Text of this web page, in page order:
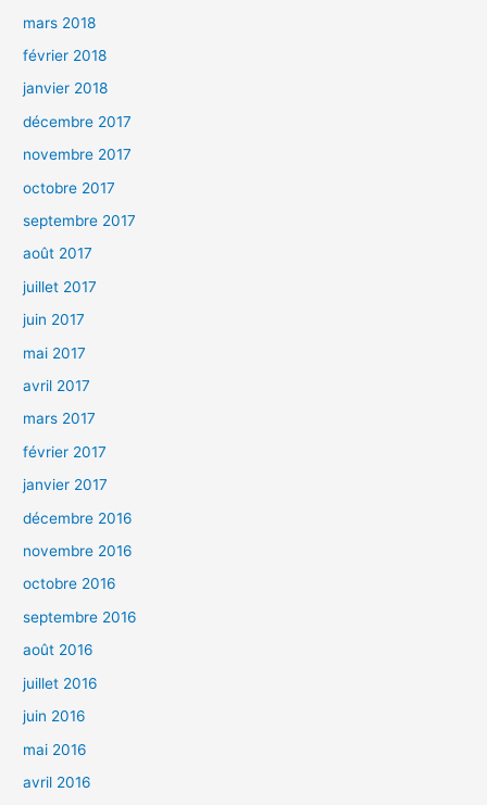
mars 2018
février 2018
janvier 2018
décembre 2017
novembre 2017
octobre 2017
septembre 2017
août 2017
juillet 2017
juin 2017
mai 2017
avril 2017
mars 2017
février 2017
janvier 2017
décembre 2016
novembre 2016
octobre 2016
septembre 2016
août 2016
juillet 2016
juin 2016
mai 2016
avril 2016